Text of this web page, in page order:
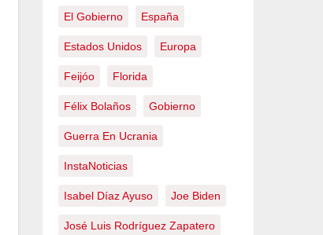
El Gobierno España
Estados Unidos Europa
Feijóo Florida
Félix Bolaños Gobierno
Guerra En Ucrania
InstaNoticias
Isabel Díaz Ayuso Joe Biden
José Luis Rodríguez Zapatero